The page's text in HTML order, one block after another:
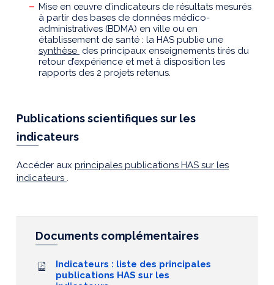
Mise en œuvre d’indicateurs de résultats mesurés
à partir des bases de données médico-
administratives (BDMA) en ville ou en
établissement de santé : la HAS publie une
synthèse des principaux enseignements tirés du
retour d’expérience et met à disposition les
rapports des 2 projets retenus.
Publications scientifiques sur les
indicateurs
Accéder aux principales publications HAS sur les
indicateurs .
Documents complémentaires
Indicateurs : liste des principales
publications HAS sur les